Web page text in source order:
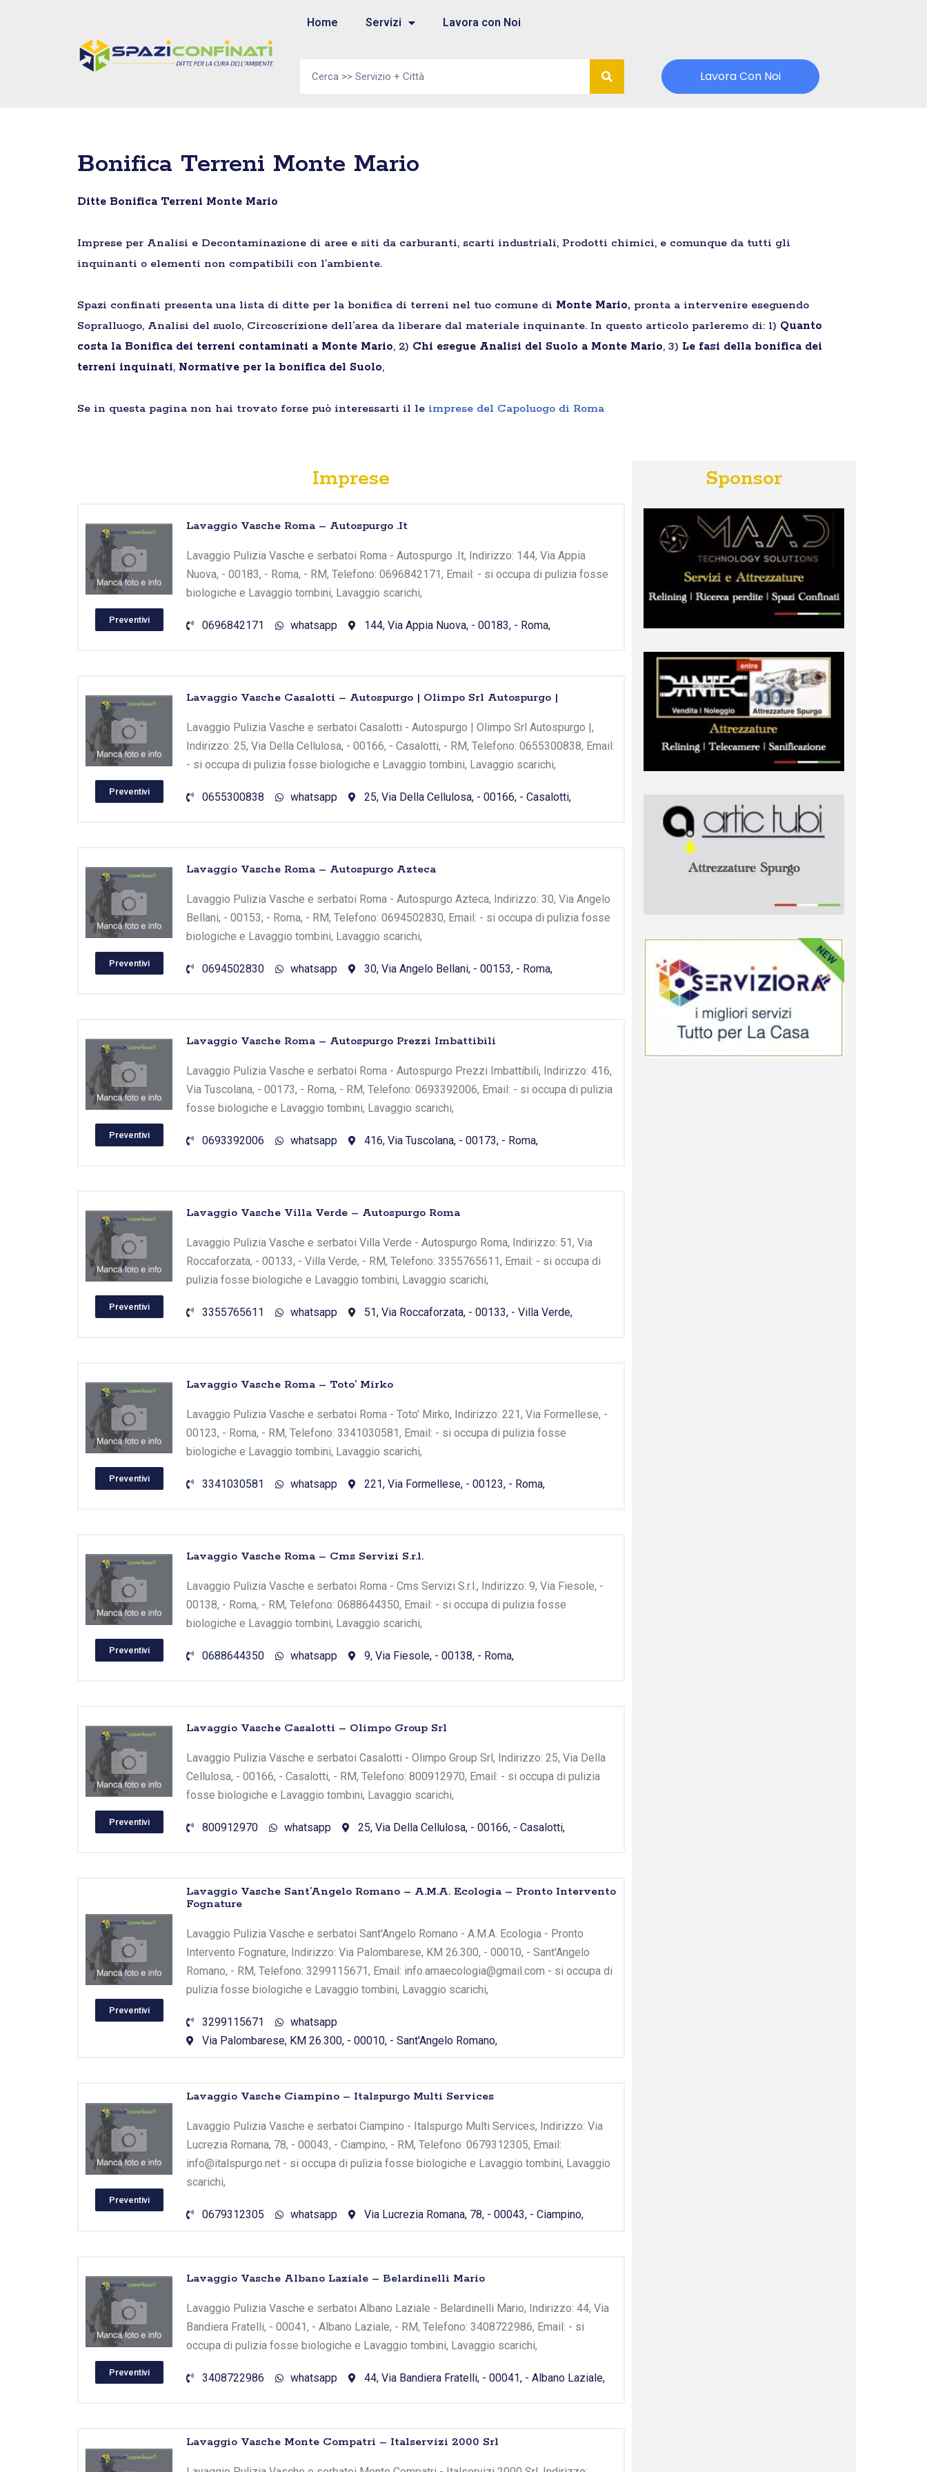
Home Servizi Lavora con Noi
Lavora Con Noi
Bonifica Terreni Monte Mario
Ditte Bonifica Terreni Monte Mario
Imprese per Analisi e Decontaminazione di aree e siti da carburanti, scarti industriali, Prodotti chimici, e comunque da tutti gli
inquinanti o elementi non compatibili con l’ambiente.
Spazi confinati presenta una lista di ditte per la bonifica di terreni nel tuo comune di Monte Mario, pronta a intervenire eseguendo
Sopralluogo, Analisi del suolo, Circoscrizione dell’area da liberare dal materiale inquinante. In questo articolo parleremo di: 1) Quanto
costa la Bonifica dei terreni contaminati a Monte Mario, 2) Chi esegue Analisi del Suolo a Monte Mario, 3) Le fasi della bonifica dei
terreni inquinati, Normative per la bonifica del Suolo,
Se in questa pagina non hai trovato forse può interessarti il le imprese del Capoluogo di Roma
Imprese
Preventivi
Lavaggio Vasche Roma – Autospurgo .It
Lavaggio Pulizia Vasche e serbatoi Roma - Autospurgo .It, Indirizzo: 144, Via Appia
Nuova, - 00183, - Roma, - RM, Telefono: 0696842171, Email: - si occupa di pulizia fosse
biologiche e Lavaggio tombini, Lavaggio scarichi,
0696842171 whatsapp 144, Via Appia Nuova, - 00183, - Roma,
Preventivi
Lavaggio Vasche Casalotti – Autospurgo | Olimpo Srl Autospurgo |
Lavaggio Pulizia Vasche e serbatoi Casalotti - Autospurgo | Olimpo Srl Autospurgo |,
Indirizzo: 25, Via Della Cellulosa, - 00166, - Casalotti, - RM, Telefono: 0655300838, Email:
- si occupa di pulizia fosse biologiche e Lavaggio tombini, Lavaggio scarichi,
0655300838 whatsapp 25, Via Della Cellulosa, - 00166, - Casalotti,
Preventivi
Lavaggio Vasche Roma – Autospurgo Azteca
Lavaggio Pulizia Vasche e serbatoi Roma - Autospurgo Azteca, Indirizzo: 30, Via Angelo
Bellani, - 00153, - Roma, - RM, Telefono: 0694502830, Email: - si occupa di pulizia fosse
biologiche e Lavaggio tombini, Lavaggio scarichi,
0694502830 whatsapp 30, Via Angelo Bellani, - 00153, - Roma,
Preventivi
Lavaggio Vasche Roma – Autospurgo Prezzi Imbattibili
Lavaggio Pulizia Vasche e serbatoi Roma - Autospurgo Prezzi Imbattibili, Indirizzo: 416,
Via Tuscolana, - 00173, - Roma, - RM, Telefono: 0693392006, Email: - si occupa di pulizia
fosse biologiche e Lavaggio tombini, Lavaggio scarichi,
0693392006 whatsapp 416, Via Tuscolana, - 00173, - Roma,
Preventivi
Lavaggio Vasche Villa Verde – Autospurgo Roma
Lavaggio Pulizia Vasche e serbatoi Villa Verde - Autospurgo Roma, Indirizzo: 51, Via
Roccaforzata, - 00133, - Villa Verde, - RM, Telefono: 3355765611, Email: - si occupa di
pulizia fosse biologiche e Lavaggio tombini, Lavaggio scarichi,
3355765611 whatsapp 51, Via Roccaforzata, - 00133, - Villa Verde,
Preventivi
Lavaggio Vasche Roma – Toto’ Mirko
Lavaggio Pulizia Vasche e serbatoi Roma - Toto' Mirko, Indirizzo: 221, Via Formellese, -
00123, - Roma, - RM, Telefono: 3341030581, Email: - si occupa di pulizia fosse
biologiche e Lavaggio tombini, Lavaggio scarichi,
3341030581 whatsapp 221, Via Formellese, - 00123, - Roma,
Preventivi
Lavaggio Vasche Roma – Cms Servizi S.r.l.
Lavaggio Pulizia Vasche e serbatoi Roma - Cms Servizi S.r.l., Indirizzo: 9, Via Fiesole, -
00138, - Roma, - RM, Telefono: 0688644350, Email: - si occupa di pulizia fosse
biologiche e Lavaggio tombini, Lavaggio scarichi,
0688644350 whatsapp 9, Via Fiesole, - 00138, - Roma,
Preventivi
Lavaggio Vasche Casalotti – Olimpo Group Srl
Lavaggio Pulizia Vasche e serbatoi Casalotti - Olimpo Group Srl, Indirizzo: 25, Via Della
Cellulosa, - 00166, - Casalotti, - RM, Telefono: 800912970, Email: - si occupa di pulizia
fosse biologiche e Lavaggio tombini, Lavaggio scarichi,
800912970 whatsapp 25, Via Della Cellulosa, - 00166, - Casalotti,
Preventivi
Lavaggio Vasche Sant’Angelo Romano – A.M.A. Ecologia – Pronto Intervento
Fognature
Lavaggio Pulizia Vasche e serbatoi Sant'Angelo Romano - A.M.A. Ecologia - Pronto
Intervento Fognature, Indirizzo: Via Palombarese, KM 26.300, - 00010, - Sant'Angelo
Romano, - RM, Telefono: 3299115671, Email: info.amaecologia@gmail.com - si occupa di
pulizia fosse biologiche e Lavaggio tombini, Lavaggio scarichi,
3299115671
whatsapp
Via Palombarese, KM 26.300, - 00010, - Sant'Angelo Romano,
Preventivi
Lavaggio Vasche Ciampino – Italspurgo Multi Services
Lavaggio Pulizia Vasche e serbatoi Ciampino - Italspurgo Multi Services, Indirizzo: Via
Lucrezia Romana, 78, - 00043, - Ciampino, - RM, Telefono: 0679312305, Email:
info@italspurgo.net - si occupa di pulizia fosse biologiche e Lavaggio tombini, Lavaggio
scarichi,
0679312305 whatsapp Via Lucrezia Romana, 78, - 00043, - Ciampino,
Preventivi
Lavaggio Vasche Albano Laziale – Belardinelli Mario
Lavaggio Pulizia Vasche e serbatoi Albano Laziale - Belardinelli Mario, Indirizzo: 44, Via
Bandiera Fratelli, - 00041, - Albano Laziale, - RM, Telefono: 3408722986, Email: - si
occupa di pulizia fosse biologiche e Lavaggio tombini, Lavaggio scarichi,
3408722986 whatsapp 44, Via Bandiera Fratelli, - 00041, - Albano Laziale,
Lavaggio Vasche Monte Compatri – Italservizi 2000 Srl
Sponsor